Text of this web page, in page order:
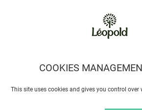
COOKIES
This site uses cookies and gives you control